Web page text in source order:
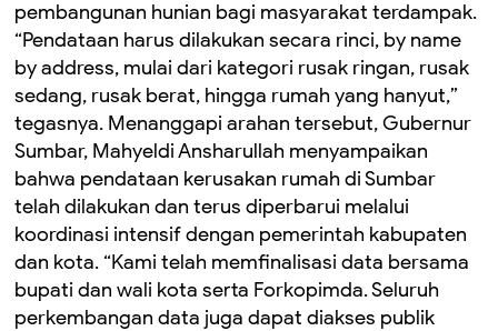
pembangunan hunian bagi masyarakat terdampak.
“Pendataan harus dilakukan secara rinci, by name
by address, mulai dari kategori rusak ringan, rusak
sedang, rusak berat, hingga rumah yang hanyut,”
tegasnya. Menanggapi arahan tersebut, Gubernur
Sumbar, Mahyeldi Ansharullah menyampaikan
bahwa pendataan kerusakan rumah di Sumbar
telah dilakukan dan terus diperbarui melalui
koordinasi intensif dengan pemerintah kabupaten
dan kota. “Kami telah memfinalisasi data bersama
bupati dan wali kota serta Forkopimda. Seluruh
perkembangan data juga dapat diakses publik